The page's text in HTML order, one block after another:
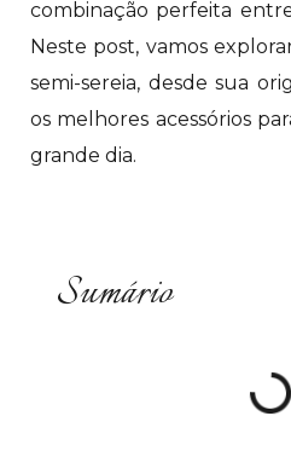
combinação perfeita
Neste post, vamos
semi-sereia, desde sua
os melhores acessórios
grande dia.
Sumário